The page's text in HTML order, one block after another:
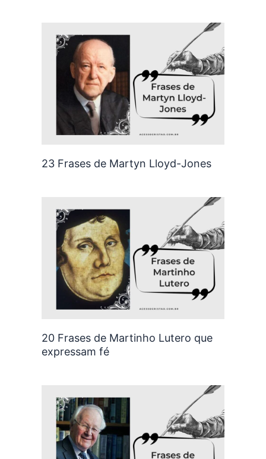
23 Frases de Martyn Lloyd-Jones
20 Frases de Martinho Lutero que
expressam fé